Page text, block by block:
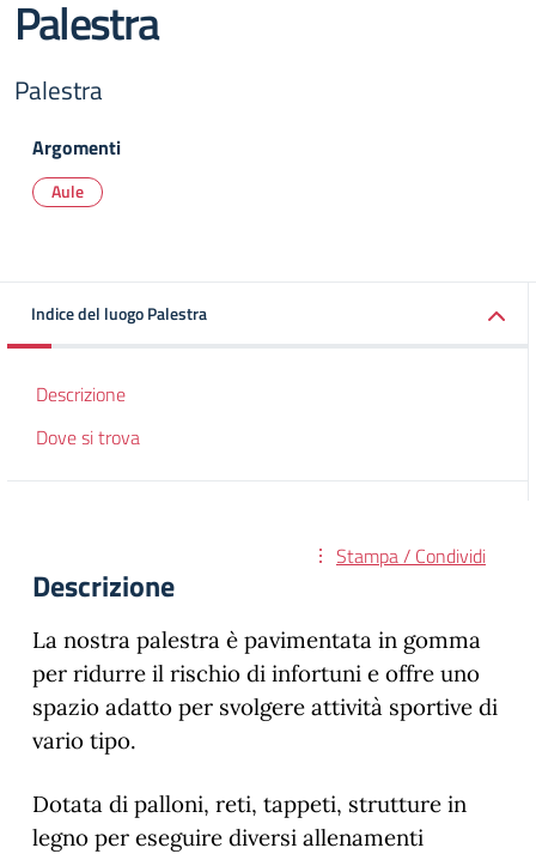
Palestra
Palestra
Argomenti
Aule
Indice del luogo Palestra
Descrizione
Dove si trova
Stampa / Condividi
Descrizione
La nostra palestra è pavimentata in gomma
per ridurre il rischio di infortuni e offre uno
spazio adatto per svolgere attività sportive di
vario tipo.
Dotata di palloni, reti, tappeti, strutture in
legno per eseguire diversi allenamenti